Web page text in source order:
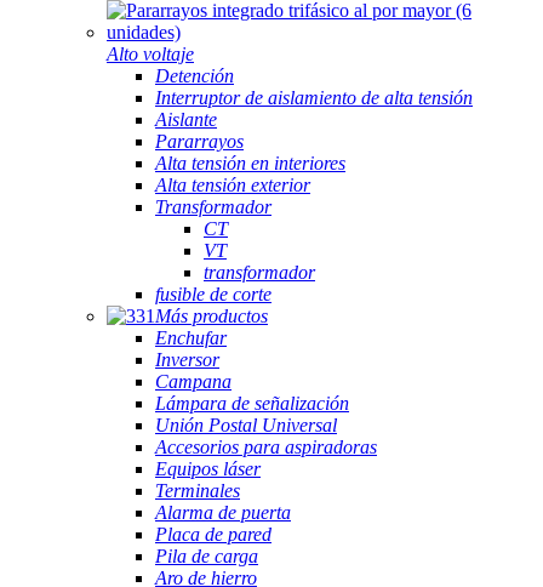
Alto voltaje
Detención
Interruptor de aislamiento de alta tensión
Aislante
Pararrayos
Alta tensión en interiores
Alta tensión exterior
Transformador
CT
VT
transformador
fusible de corte
Más productos
Enchufar
Inversor
Campana
Lámpara de señalización
Unión Postal Universal
Accesorios para aspiradoras
Equipos láser
Terminales
Alarma de puerta
Placa de pared
Pila de carga
Aro de hierro